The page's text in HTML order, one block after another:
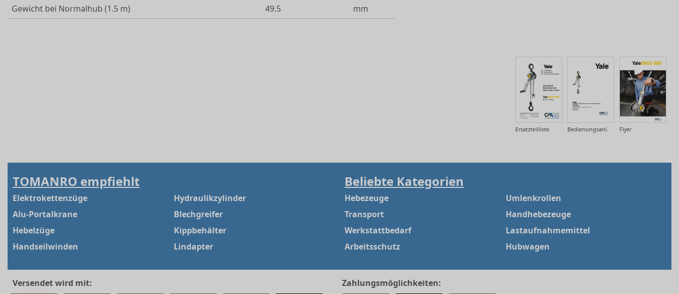
Gewicht bei Normalhub (1.5 m)
49.5 mm
Flyer
Bedienungsanl.
Ersatzteilliste
TOMANRO empfiehlt
Elektrokettenzüge
Alu-Portalkrane
Hebelzüge
Handseilwinden
Hydraulikzylinder
Blechgreifer
Kippbehälter
Lindapter
Beliebte Kategorien
Hebezeuge
Transport
Werkstattbedarf
Arbeitsschutz
Umlenkrollen
Handhebezeuge
Lastaufnahmemittel
Hubwagen
Versendet wird mit:
Zahlungsmöglichkeiten: